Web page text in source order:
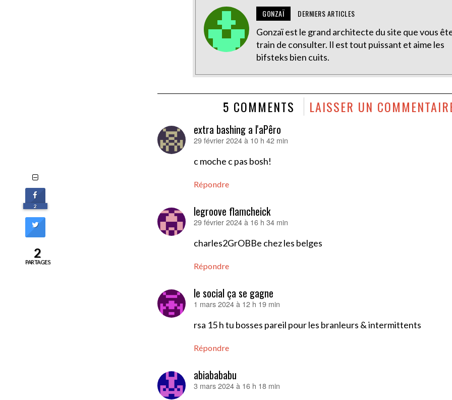
GONZAÏ DERNIERS ARTICLES
Gonzaï est le grand architecte du site que vous
train de consulter. Il est tout puissant et aime les
bifsteks bien cuits.
5 COMMENTS LAISSER UN
extra bashing a l'aPêro
dit :
29 février 2024 à 10 h 42 min
c moche c pas bosh!
Répondre
legroove flamcheick
dit :
29 février 2024 à 16 h 34 min
charles2GrOBBe chez les belges
Répondre
le social ça se gagne
dit :
1 mars 2024 à 12 h 19 min
rsa 15 h tu bosses pareil pour les branleurs & intermittents
Répondre
abiabababu
dit :
3 mars 2024 à 16 h 18 min
2
2
PARTAGES